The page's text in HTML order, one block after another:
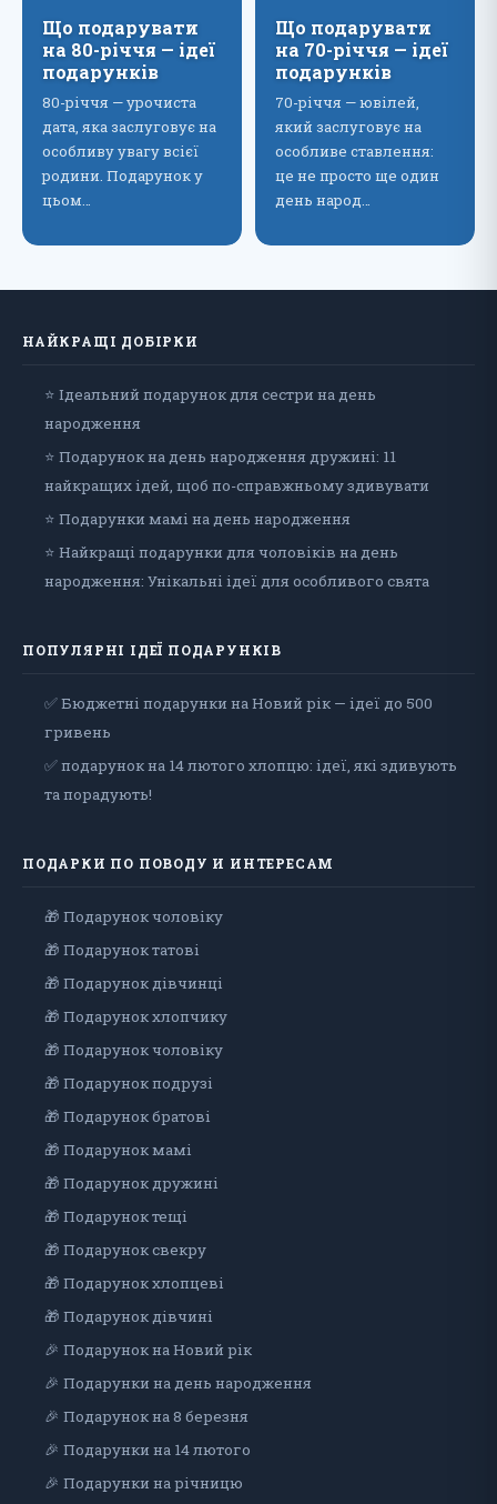
Що подарувати
на 80-річчя — ідеї
подарунків
80-річчя — урочиста
дата, яка заслуговує на
особливу увагу всієї
родини. Подарунок у
цьом…
Що подарувати
на 70-річчя — ідеї
подарунків
70-річчя — ювілей,
який заслуговує на
особливе ставлення:
це не просто ще один
день народ…
НАЙКРАЩІ ДОБІРКИ
⭐ Ідеальний подарунок для сестри на день
народження
⭐ Подарунок на день народження дружині: 11
найкращих ідей, щоб по-справжньому здивувати
⭐ Подарунки мамі на день народження
⭐ Найкращі подарунки для чоловіків на день
народження: Унікальні ідеї для особливого свята
ПОПУЛЯРНІ ІДЕЇ ПОДАРУНКІВ
✅ Бюджетні подарунки на Новий рік — ідеї до 500
гривень
✅ подарунок на 14 лютого хлопцю: ідеї, які здивують
та порадують!
ПОДАРКИ ПО ПОВОДУ И ИНТЕРЕСАМ
🎁 Подарунок чоловiку
🎁 Подарунок татові
🎁 Подарунок дівчинці
🎁 Подарунок хлопчику
🎁 Подарунок чоловіку
🎁 Подарунок подрузі
🎁 Подарунок братові
🎁 Подарунок мамі
🎁 Подарунок дружині
🎁 Подарунок тещі
🎁 Подарунок свекру
🎁 Подарунок хлопцеві
🎁 Подарунок дiвчинi
🎉 Подарунок на Новий рік
🎉 Подарунки на день народження
🎉 Подарунок на 8 березня
🎉 Подарунки на 14 лютого
🎉 Подарунки на річницю